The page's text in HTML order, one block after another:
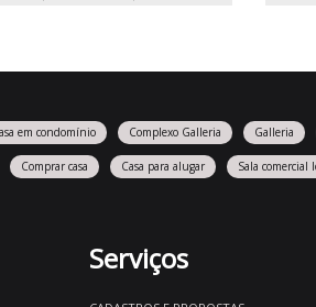
em condomínio Complexo Galleria Galleria
Comprar casa Casa para alugar Sala comercial
Serviços